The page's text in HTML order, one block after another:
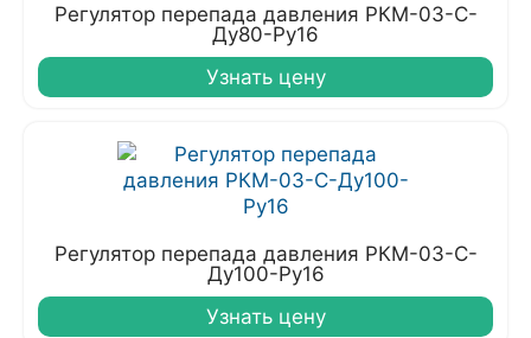
Регулятор перепада давления РКМ-03-С-
Ду80-Ру16
Узнать цену
Регулятор перепада давления РКМ-03-С-
Ду100-Ру16
Узнать цену